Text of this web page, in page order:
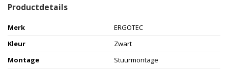
Productdetails
Merk
ERGOTEC
Kleur
Zwart
Montage
Stuurmontage